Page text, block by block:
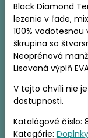
69,95 €.
Black Diamond
lezenie v ľade,
100% vodotesnou
škrupina so
Neoprénová
Lisovaná výplň
V tejto chvíli nie
dostupnosti.
Katalógové číslo:
Kategórie: Doplnky